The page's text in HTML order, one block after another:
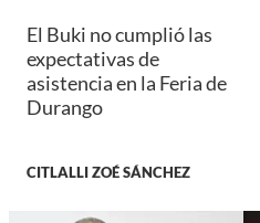
El Buki no cumplió las
expectativas de
asistencia en la Feria de
Durango
CITLALLI ZOÉ SÁNCHEZ